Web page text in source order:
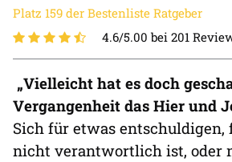
Platz 159 der Bestenliste Ratgeber
4.6/5.00 bei 201
„Vielleicht hat es doch
Vergangenheit das Hier und
Sich für etwas entschuldigen,
nicht verantwortlich ist, oder